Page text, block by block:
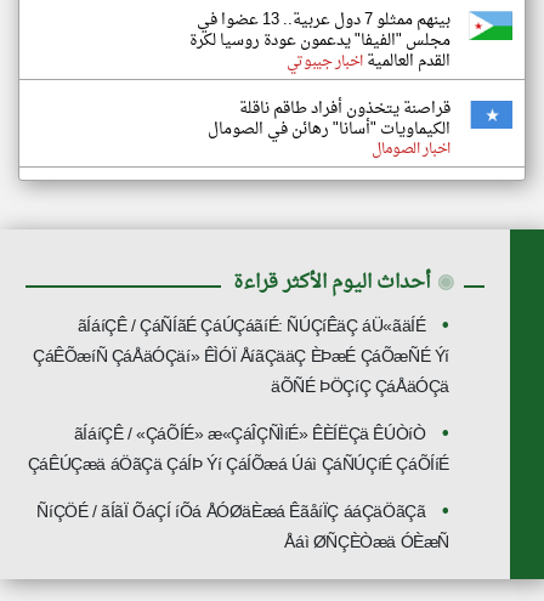
بينهم ممثلو 7 دول عربية.. 13 عضوا في
مجلس "الفيفا" يدعمون عودة روسيا لكرة
القدم العالميةاخبار جيبوتي
قراصنة يتخذون أفراد طاقم ناقلة
الكيماويات "أسانا" رهائن في الصومال
اخبار الصومال
◉ أحداث اليوم الأكثر قراءة
ãÍáíÇÊ / ÇáÑÍãÉ ÇáÚÇáãíÉ: ÑÚÇíÊäÇ áÜ«ãäÍÉ
ÇáÊÕæíÑ ÇáÅäÓÇäí» ÊÌÓÏ ÅíãÇääÇ ÈÞæÉ ÇáÕæÑÉ Ýí
äÕÑÉ ÞÖÇíÇ ÇáÅäÓÇä
ãÍáíÇÊ / «ÇáÕÍÉ» æ«ÇáÎÇÑÌíÉ» ÊÈÍËÇä ÊÚÒíÒ
ÇáÊÚÇæä áÖãÇä ÇáÍÞ Ýí ÇáÍÕæá Úáì ÇáÑÚÇíÉ ÇáÕÍíÉ
ÑíÇÖÉ / ãÍãÏ ÕáÇÍ íÕá ÅÓØäÈæá ÊãåíÏÇ ááÇäÖãÇã
Åáì ØÑÇÈÒæä ÓÈæÑ